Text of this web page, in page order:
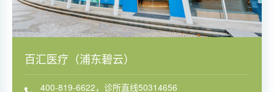
百汇医疗（浦东碧云）
400-819-6622，诊所直线50314656